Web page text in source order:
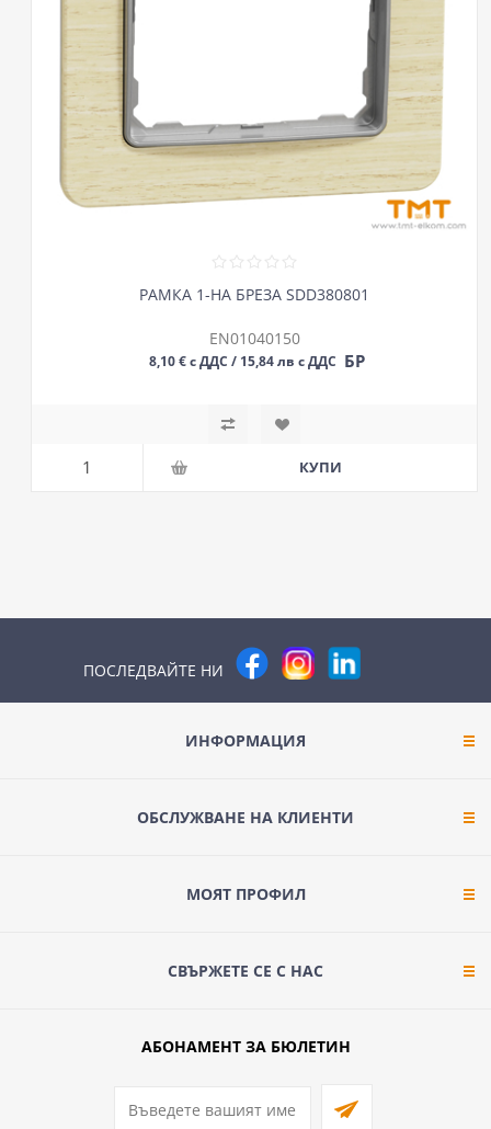
РАМКА 1-НА БРЕЗА SDD380801
EN01040150
8,10 € с ДДС / 15,84 лв с ДДС БР
ПОСЛЕДВАЙТЕ НИ
ИНФОРМАЦИЯ
ОБСЛУЖВАНЕ НА КЛИЕНТИ
МОЯТ ПРОФИЛ
СВЪРЖЕТЕ СЕ С НАС
АБОНАМЕНТ ЗА БЮЛЕТИН